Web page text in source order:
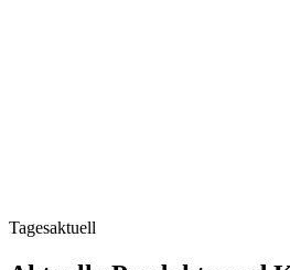
Tagesaktuell